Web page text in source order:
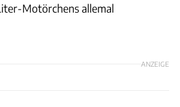
Motörchens allemal
ANZEIGE